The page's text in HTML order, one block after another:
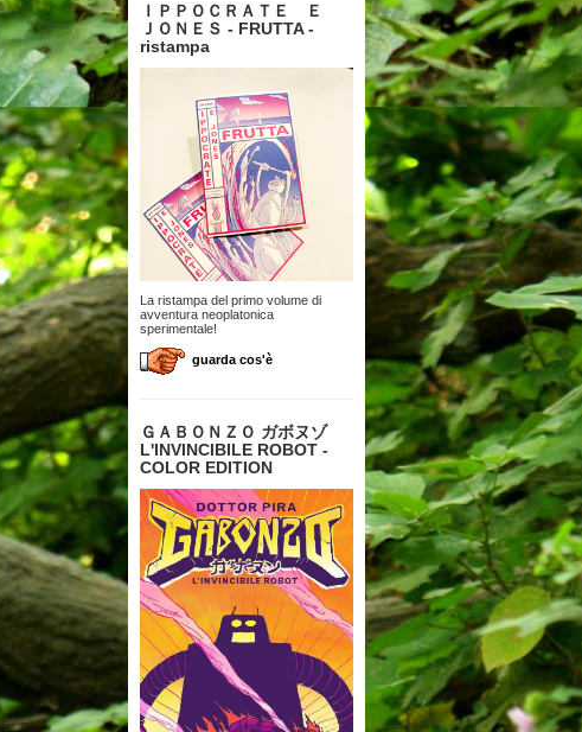
ＩＰＰＯＣＲＡＴＥ Ｅ
ＪＯＮＥＳ - FRUTTA -
ristampa
La ristampa del primo volume di
avventura neoplatonica
sperimentale!
guarda cos'è
ＧＡＢＯＮＺＯ ガボヌゾ
L'INVINCIBILE ROBOT -
COLOR EDITION